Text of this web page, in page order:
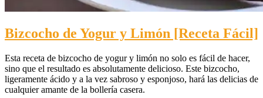
Bizcocho de Yogur y Limón [Receta Fácil]
Esta receta de bizcocho de yogur y limón no solo es fácil de hacer,
sino que el resultado es absolutamente delicioso. Este bizcocho,
ligeramente ácido y a la vez sabroso y esponjoso, hará las delicias de
cualquier amante de la bollería casera.